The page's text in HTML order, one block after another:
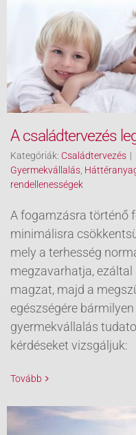
A családtervezés
Kategóriák: Családtervezés |
Gyermekvállalás,
rendellenességek
A fogamzásra történő
minimálisra
mely a terhesség
megzavarhatja,
magzat, majd a
egészségére
gyermekvállalás
kérdéseket vizsgáljuk:
Tovább